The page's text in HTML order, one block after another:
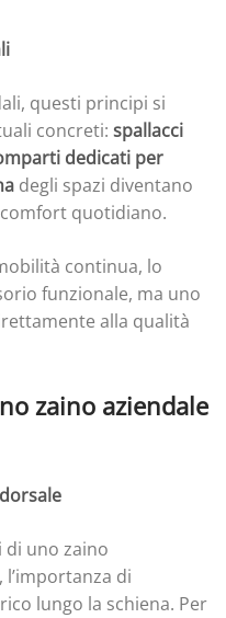
questi principi si
concreti: spallacci
dedicati per
degli spazi diventano
quotidiano.
continua, lo
funzionale, ma uno
alla qualità
zaino aziendale
uno zaino
l’importanza di
lungo la schiena. Per